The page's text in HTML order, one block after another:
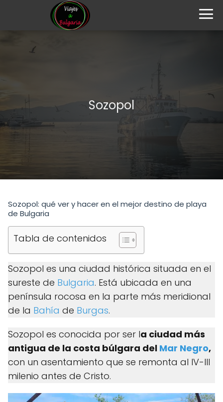
Sozopol
Sozopol: qué ver y hacer en el mejor destino de playa
de Bulgaria
Tabla de contenidos
Sozopol es una ciudad histórica situada en el
sureste de Bulgaria. Está ubicada en una
península rocosa en la parte más meridional
de la Bahía de Burgas.
Sozopol es conocida por ser la ciudad más
antigua de la costa búlgara del Mar Negro,
con un asentamiento que se remonta al IV-III
milenio antes de Cristo.